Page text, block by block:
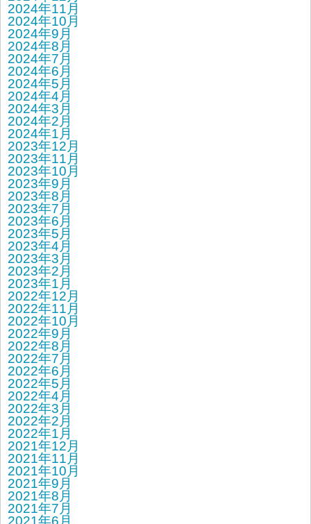
2024年11月
2024年10月
2024年9月
2024年8月
2024年7月
2024年6月
2024年5月
2024年4月
2024年3月
2024年2月
2024年1月
2023年12月
2023年11月
2023年10月
2023年9月
2023年8月
2023年7月
2023年6月
2023年5月
2023年4月
2023年3月
2023年2月
2023年1月
2022年12月
2022年11月
2022年10月
2022年9月
2022年8月
2022年7月
2022年6月
2022年5月
2022年4月
2022年3月
2022年2月
2022年1月
2021年12月
2021年11月
2021年10月
2021年9月
2021年8月
2021年7月
2021年6月